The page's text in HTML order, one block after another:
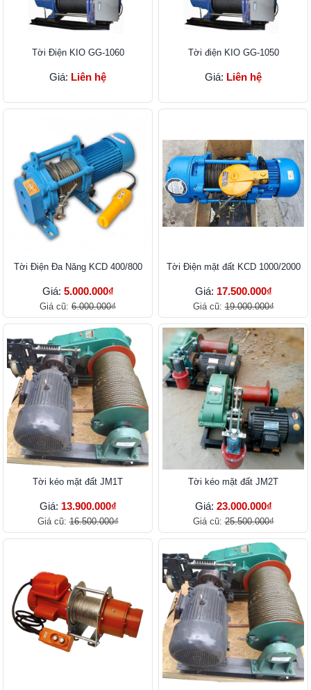
Tời Điện KIO GG-1060
Giá: Liên hệ
Tời điện KIO GG-1050
Giá: Liên hệ
Tời Điện Đa Năng KCD 400/800
Giá: 5.000.000₫
Giá cũ: 6.000.000₫
Tời Điện mặt đất KCD 1000/2000
Giá: 17.500.000₫
Giá cũ:19.000.000₫
Tời kéo mặt đất JM1T
Giá: 13.900.000₫
Giá cũ:16.500.000₫
Tời kéo mặt đất JM2T
Giá: 23.000.000₫
Giá cũ:25.500.000₫